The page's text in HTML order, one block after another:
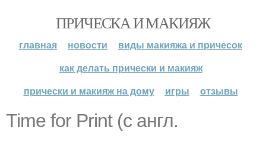
ПРИЧЕСКА И МАКИЯЖ
главная новости
виды макияжа и причесок
как делать прически и макияж
прически и макияж на дому
игры отзывы
Time for Print (с англ.